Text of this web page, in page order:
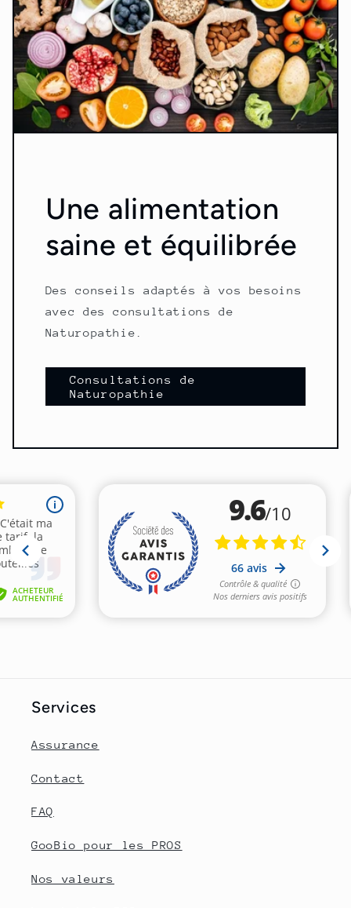
Une alimentation
saine et équilibrée
Des conseils adaptés à vos besoins
avec des consultations de
Naturopathie.
Consultations de
Naturopathie
Services
Assurance
Contact
FAQ
GooBio pour les PROS
Nos valeurs